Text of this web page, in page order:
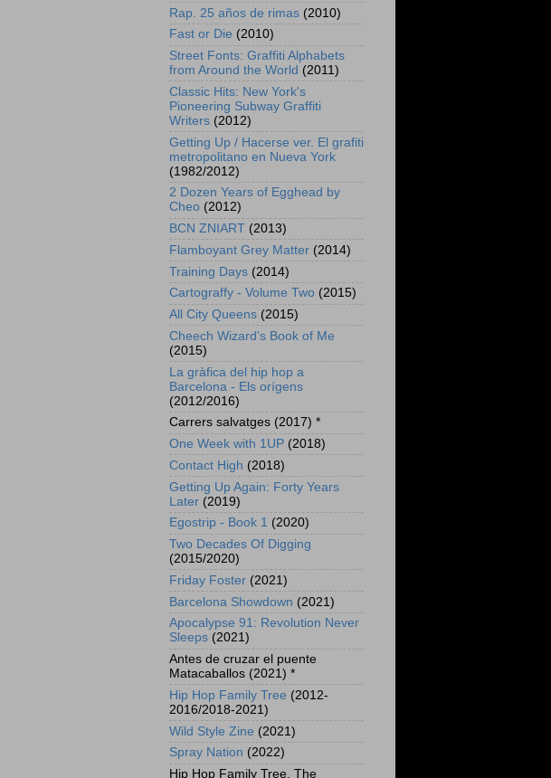
Rap. 25 años de rimas (2010)
Fast or Die (2010)
Street Fonts: Graffiti Alphabets
from Around the World (2011)
Classic Hits: New York's
Pioneering Subway Graffiti
Writers (2012)
Getting Up / Hacerse ver. El grafiti
metropolitano en Nueva York
(1982/2012)
2 Dozen Years of Egghead by
Cheo (2012)
BCN ZNIART (2013)
Flamboyant Grey Matter (2014)
Training Days (2014)
Cartograffy - Volume Two (2015)
All City Queens (2015)
Cheech Wizard's Book of Me
(2015)
La gràfica del hip hop a
Barcelona - Els orígens
(2012/2016)
Carrers salvatges (2017) *
One Week with 1UP (2018)
Contact High (2018)
Getting Up Again: Forty Years
Later (2019)
Egostrip - Book 1 (2020)
Two Decades Of Digging
(2015/2020)
Friday Foster (2021)
Barcelona Showdown (2021)
Apocalypse 91: Revolution Never
Sleeps (2021)
Antes de cruzar el puente
Matacaballos (2021) *
Hip Hop Family Tree (2012-
2016/2018-2021)
Wild Style Zine (2021)
Spray Nation (2022)
Hip Hop Family Tree. The